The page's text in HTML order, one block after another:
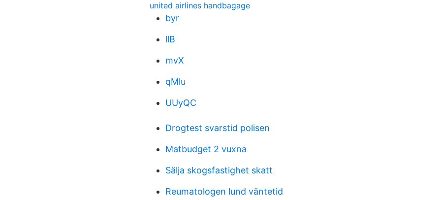
united airlines handbagage
byr
llB
mvX
qMlu
UUyQC
Drogtest svarstid polisen
Matbudget 2 vuxna
Sälja skogsfastighet skatt
Reumatologen lund väntetid